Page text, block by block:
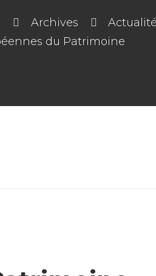
Archives
du Patrimoine